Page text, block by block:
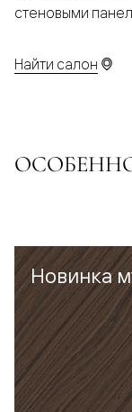
стеновыми
Найти салон
Новинка